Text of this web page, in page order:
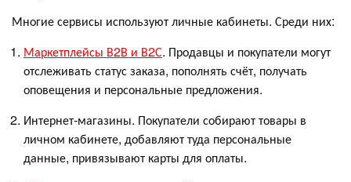
Многие сервисы используют личные кабинеты. Среди них:
Маркетплейсы В2В и В2С. Продавцы и покупатели могут
отслеживать статус заказа, пополнять счёт, получать
оповещения и персональные предложения.
Интернет-магазины. Покупатели собирают товары в
личном кабинете, добавляют туда персональные
данные, привязывают карты для оплаты.